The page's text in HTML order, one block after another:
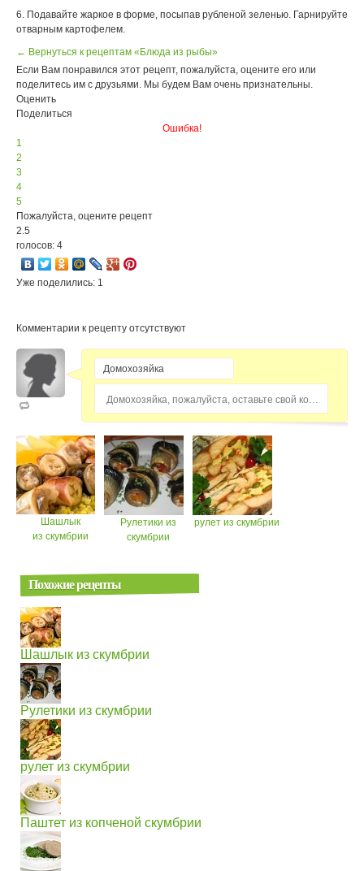
6. Подавайте жаркое в форме, посыпав рубленой зеленью. Гарнируйте
отварным картофелем.
← Вернуться к рецептам «Блюда из рыбы»
Если Вам понравился этот рецепт, пожалуйста, оцените его или
поделитесь им с друзьями. Мы будем Вам очень признательны.
Оценить
Поделиться
Ошибка!
1
2
3
4
5
Пожалуйста, оцените рецепт
2.5
голосов: 4
Уже поделились: 1
Комментарии к рецепту отсутствуют
Домохозяйка, пожалуйста, оставьте свой комментарий...
Шашлык
из скумбрии
Рулетики из
скумбрии
рулет из скумбрии
Похожие рецепты
Шашлык из скумбрии
Рулетики из скумбрии
рулет из скумбрии
Паштет из копченой скумбрии